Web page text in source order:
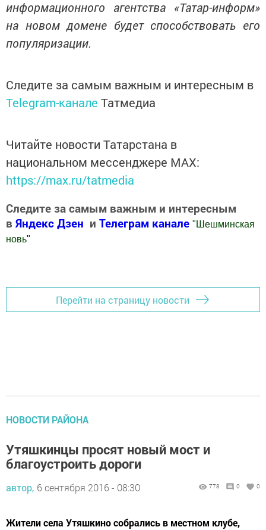
информационного агентства «Татар-информ»
на новом домене будет способствовать его
популяризации.
Следите за самым важным и интересным в
Telegram-канале Татмедиа
Читайте новости Татарстана в
национальном мессенджере MАХ:
https://max.ru/tatmedia
Следите за самым важным и интересным
в Яндекс Дзен и Телеграм канале "Шешминская
новь"
Перейти на страницу новости
НОВОСТИ РАЙОНА
Утяшкинцы просят новый мост и
благоустроить дороги
автор, 6 сентября 2016 - 08:30 778 0 0
Жители села Утяшкино собрались в местном клубе,